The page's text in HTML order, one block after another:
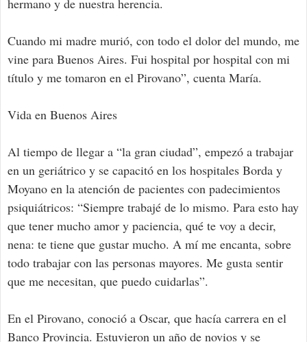
hermano y de nuestra herencia.
Cuando mi madre murió, con todo el dolor del mundo, me
vine para Buenos Aires. Fui hospital por hospital con mi
título y me tomaron en el Pirovano”, cuenta María.
Vida en Buenos Aires
Al tiempo de llegar a “la gran ciudad”, empezó a trabajar
en un geriátrico y se capacitó en los hospitales Borda y
Moyano en la atención de pacientes con padecimientos
psiquiátricos: “Siempre trabajé de lo mismo. Para esto hay
que tener mucho amor y paciencia, qué te voy a decir,
nena: te tiene que gustar mucho. A mí me encanta, sobre
todo trabajar con las personas mayores. Me gusta sentir
que me necesitan, que puedo cuidarlas”.
En el Pirovano, conoció a Oscar, que hacía carrera en el
Banco Provincia. Estuvieron un año de novios y se